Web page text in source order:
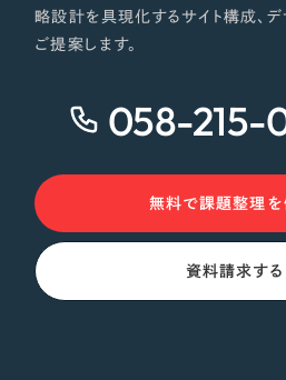
略設計を具現化するサイト構成、デ
ご提案します。
058-215-
無料で課題整理を
資料請求する